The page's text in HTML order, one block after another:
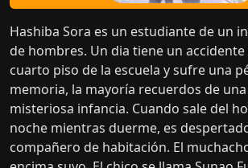
Hashiba Sora es un estudiante de un
de hombres. Un dia tiene un accidente
cuarto piso de la escuela y sufre una
memoria, la mayoría recuerdos de
misteriosa infancia. Cuando sale del
noche mientras duerme, es
compañero de habitación. El